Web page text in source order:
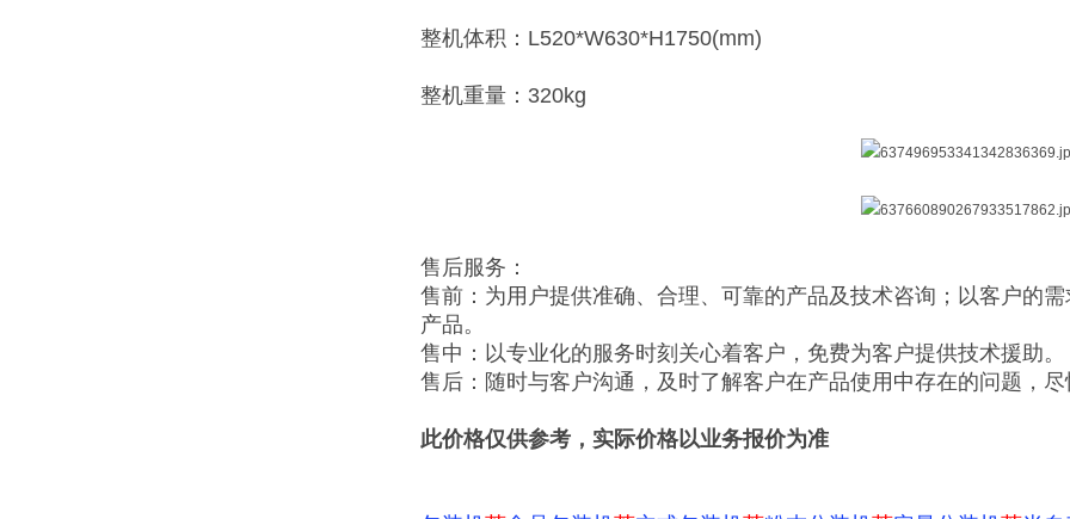
整机体积：L520*W630*H1750(mm)
整机重量：320kg
售后服务：
售前：为用户提供准确、合理、可靠的产品及技术咨询；以客户的
产品。
售中：以专业化的服务时刻关心着客户，免费为客户提供技术援助。
售后：随时与客户沟通，及时了解客户在产品使用中存在的问题，尽
此价格仅供参考，实际价格以业务报价为准